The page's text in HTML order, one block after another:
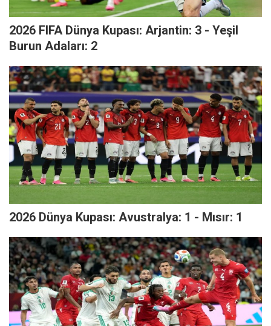
2026 FIFA Dünya Kupası: Arjantin: 3 - Yeşil
Burun Adaları: 2
2026 Dünya Kupası: Avustralya: 1 - Mısır: 1